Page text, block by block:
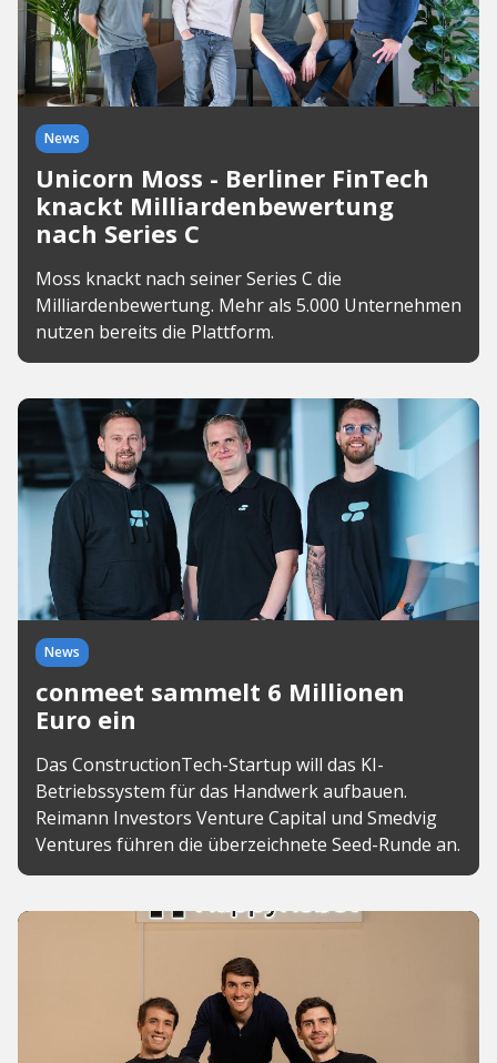
News
Unicorn Moss - Berliner FinTech
knackt Milliardenbewertung
nach Series C
Moss knackt nach seiner Series C die
Milliardenbewertung. Mehr als 5.000 Unternehmen
nutzen bereits die Plattform.
News
conmeet sammelt 6 Millionen
Euro ein
Das ConstructionTech-Startup will das KI-
Betriebssystem für das Handwerk aufbauen.
Reimann Investors Venture Capital und Smedvig
Ventures führen die überzeichnete Seed-Runde an.